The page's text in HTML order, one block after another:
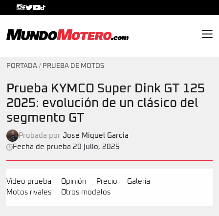
PORTADA / PRUEBA DE MOTOS
Prueba KYMCO Super Dink GT 125
2025: evolución de un clásico del
segmento GT
Probada por Jose Miguel Garcia
Fecha de prueba 20 julio, 2025
Vídeo prueba Opinión Precio
Galería
Motos rivales
Otros modelos